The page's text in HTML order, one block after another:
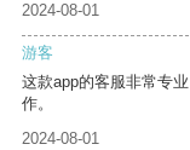
2024-08-01
游客
这款app的客服非常专
作。
2024-08-01